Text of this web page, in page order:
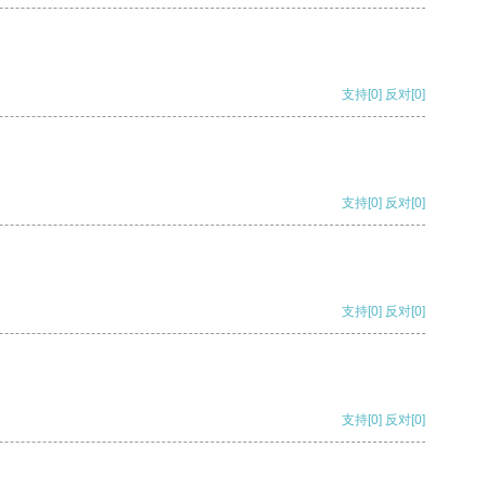
支持[0] 反对[0]
支持[0] 反对[0]
支持[0] 反对[0]
支持[0] 反对[0]